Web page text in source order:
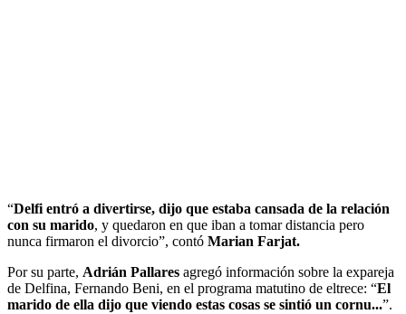
“Delfi entró a divertirse, dijo que estaba cansada de la relación
con su marido, y quedaron en que iban a tomar distancia pero
nunca firmaron el divorcio”, contó Marian Farjat.
Por su parte, Adrián Pallares agregó información sobre la expareja
de Delfina, Fernando Beni, en el programa matutino de eltrece: “El
marido de ella dijo que viendo estas cosas se sintió un cornu...”.